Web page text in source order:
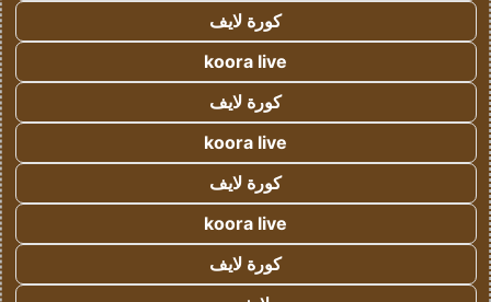
كورة لايف
koora live
كورة لايف
koora live
كورة لايف
koora live
كورة لايف